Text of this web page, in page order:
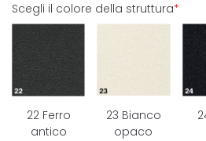
Scegli il colore della struttura*
22 Ferro
antico
23 Bianco
opaco